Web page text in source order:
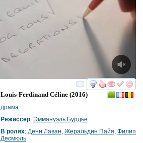
смотреть
Louis-Ferdinand Céline (2016)
драма
Режиссер: Эммануэль Бурдье
В ролях: Дени Лаван, Жеральдин Пайя, Филип
Десмюль